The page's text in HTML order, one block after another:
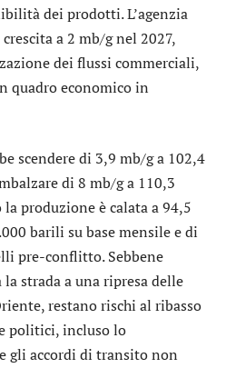
dei prodotti. L’agenzia
a 2 mb/g nel 2027,
dei flussi commerciali,
quadro economico in
scendere di 3,9 mb/g a 102,4
di 8 mb/g a 110,3
produzione è calata a 94,5
barili su base mensile e di
pre-conflitto. Sebbene
strada a una ripresa delle
restano rischi al ribasso
politici, incluso lo
gli accordi di transito non